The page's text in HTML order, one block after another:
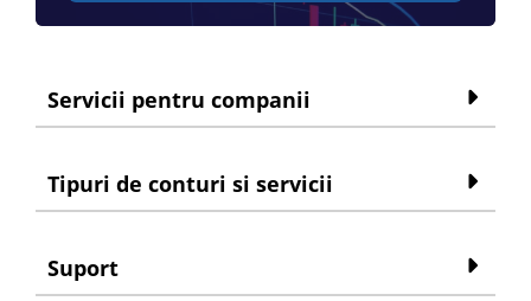
Servicii pentru companii
Tipuri de conturi si servicii
Suport